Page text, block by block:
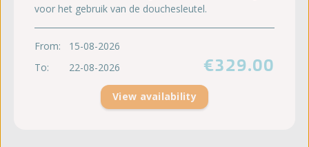
voor het gebruik van de douchesleutel.
From:
15-08-2026
To:
22-08-2026 €329.00
View availability